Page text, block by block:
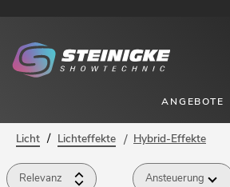
ANGEBOTE
Licht / Lichteffekte / Hybrid-Effekte
Relevanz Ansteuerung